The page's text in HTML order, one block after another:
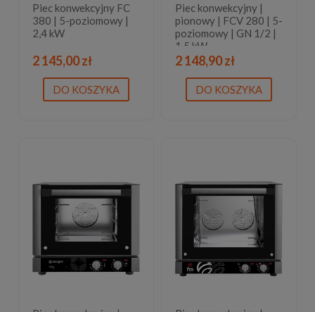
Piec konwekcyjny FC
380 | 5-poziomowy |
2,4 kW
2 145,00 zł
DO KOSZYKA
Piec konwekcyjny |
pionowy | FCV 280 | 5-
poziomowy | GN 1/2 |
1,5 kW
2 148,90 zł
DO KOSZYKA